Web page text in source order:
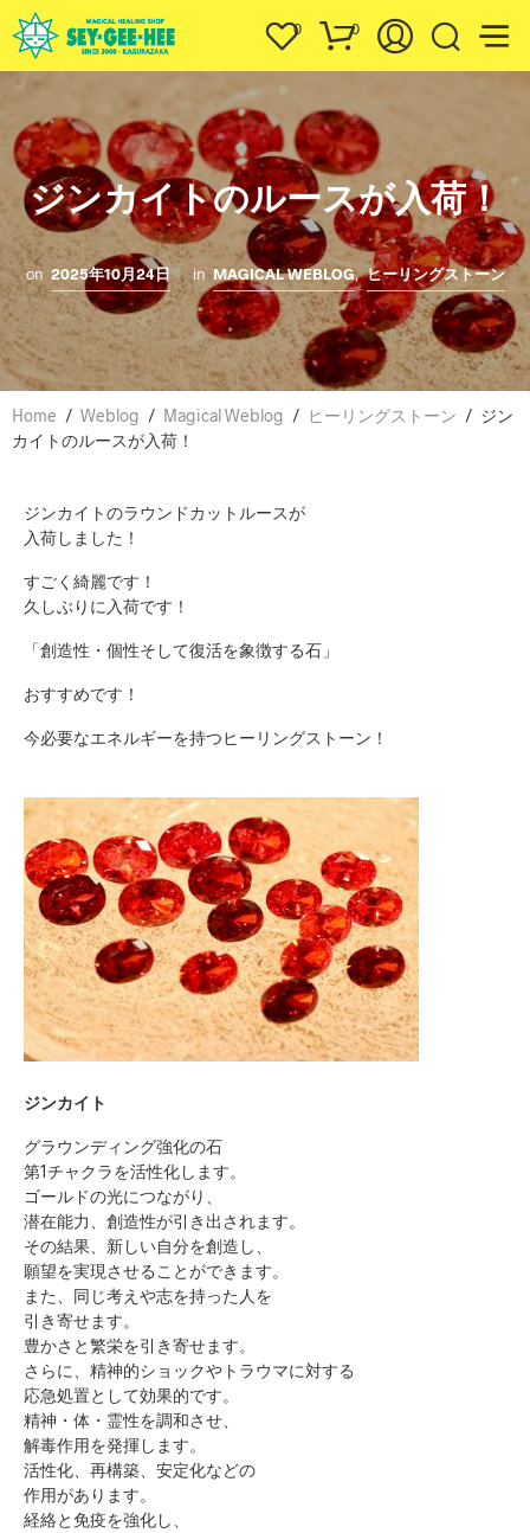
0 0
ジンカイトのルースが入荷！
on 2025年10月24日 in MAGICAL WEBLOG, ヒーリングストーン
Home / Weblog / Magical Weblog / ヒーリングストーン / ジン
カイトのルースが入荷！
ジンカイトのラウンドカットルースが
入荷しました！
すごく綺麗です！
久しぶりに入荷です！
「創造性・個性そして復活を象徴する石」
おすすめです！
今必要なエネルギーを持つヒーリングストーン！
ジンカイト
グラウンディング強化の石
第1チャクラを活性化します。
ゴールドの光につながり、
潜在能力、創造性が引き出されます。
その結果、新しい自分を創造し、
願望を実現させることができます。
また、同じ考えや志を持った人を
引き寄せます。
豊かさと繁栄を引き寄せます。
さらに、精神的ショックやトラウマに対する
応急処置として効果的です。
精神・体・霊性を調和させ、
解毒作用を発揮します。
活性化、再構築、安定化などの
作用があります。
経絡と免疫を強化し、